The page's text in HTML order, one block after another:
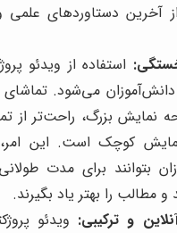
آخرین دستاوردهای علمی
استفاده از ویدئو
می‌شود. تماشای
نمایش بزرگ، راحت‌تر از
کوچک است. این
بتوانند برای مدت
مطالب را بهتر یاد بگیرند.
و ترکیبی: ویدئو